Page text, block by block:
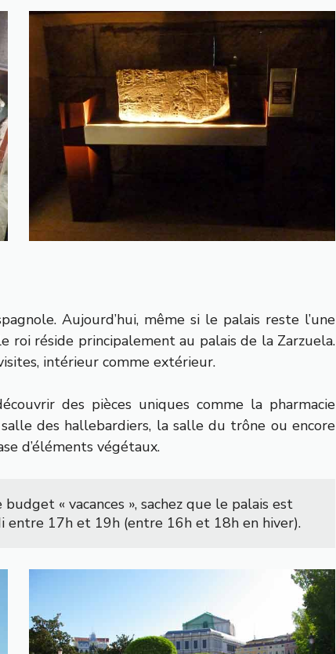
Aujourd’hui, même si le palais reste l’une
roi réside principalement au palais de la Zarzuela.
intérieur comme extérieur.
des pièces uniques comme la pharmacie
des hallebardiers, la salle du trône ou encore
d’éléments végétaux.
« vacances », sachez que le palais est
17h et 19h (entre 16h et 18h en hiver).